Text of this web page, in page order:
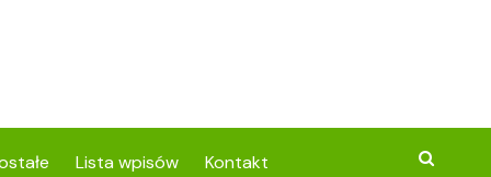
Lista wpisów Kontakt